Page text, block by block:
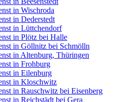
in Wischroda
in Dederstedt
in Lüttchendorf
in Plötz bei Halle
in Göllnitz bei Schmölln
in Altenburg, Thüringen
in Frohburg
in Eilenburg
in Kloschwitz
in Rauschwitz bei Eisenberg
in Reichstädt bei Gera